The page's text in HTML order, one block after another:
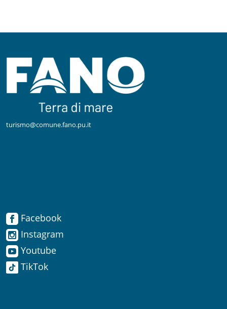
Instagram
Youtube
turismo@comune.fano.pu.it
Facebook
Instagram
Youtube
TikTok